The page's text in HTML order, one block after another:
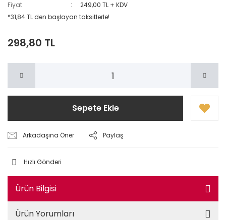
Fiyat
249,00 TL + KDV
*31,84 TL den başlayan taksitlerle!
298,80 TL
Sepete Ekle
Arkadaşına Öner Paylaş
Hızlı Gönderi
Ürün Bilgisi
Ürün Yorumları